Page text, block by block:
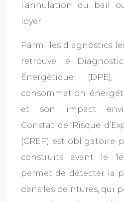
l’annulation du bail
loyer.
Parmi les diagnostics
retrouve le
Énergétique
consommation
et son impact
Constat de Risque
(CREP) est obligatoire
construits avant le
permet de détecter la
dans les peintures, qui